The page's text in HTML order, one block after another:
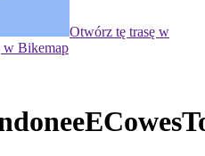
Otwórz tę trasę w
w Bikemap